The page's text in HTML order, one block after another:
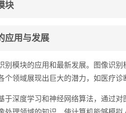
块
应用与发展
别模块的应用和最新发展。图像识
个领域展现出巨大的潜力，如医疗诊
于深度学习和神经网络算法，通过